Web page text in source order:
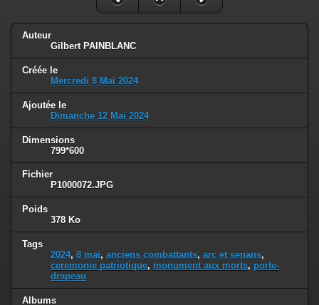
Auteur
Gilbert PAINBLANC
Créée le
Mercredi 8 Mai 2024
Ajoutée le
Dimanche 12 Mai 2024
Dimensions
799*600
Fichier
P1000072.JPG
Poids
378 Ko
Tags
2024, 8 mai, anciens combattants, arc et senans,
ceremonie patriotique, monument aux morts, porte-
drapeau
Albums